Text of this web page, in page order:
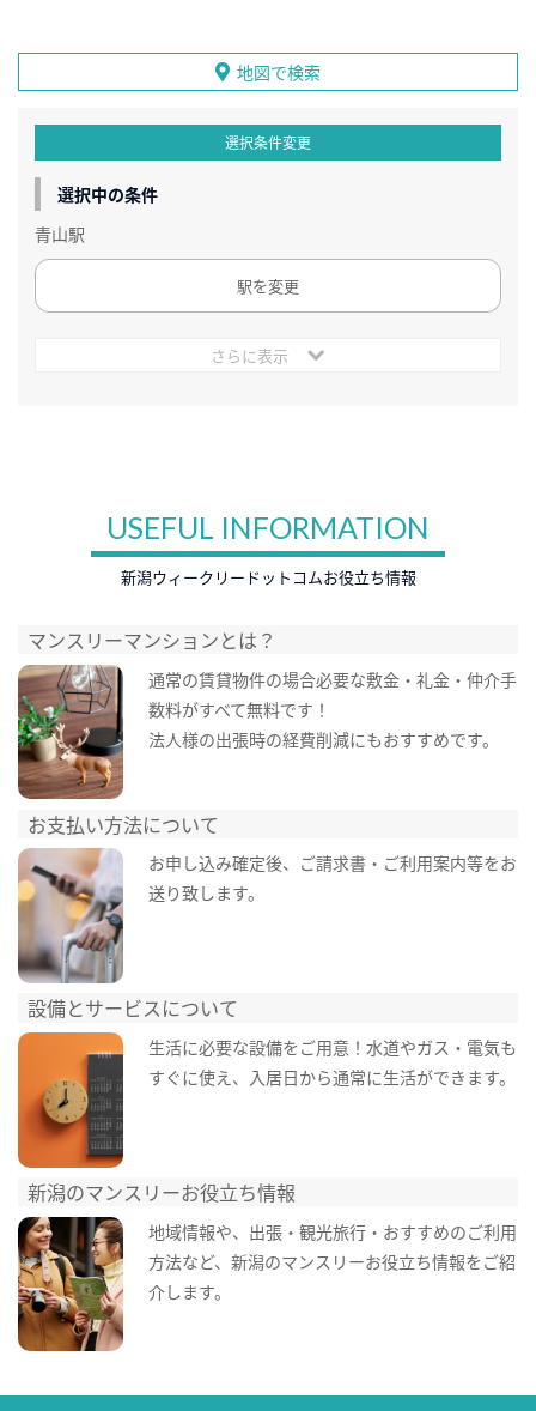
地図で検索
選択条件変更
選択中の条件
青山駅
駅を変更
さらに表示
USEFUL INFORMATION
新潟ウィークリードットコムお役立ち情報
マンスリーマンションとは？
通常の賃貸物件の場合必要な敷金・礼金・仲介手
数料がすべて無料です！
法人様の出張時の経費削減にもおすすめです。
お支払い方法について
お申し込み確定後、ご請求書・ご利用案内等をお
送り致します。
設備とサービスについて
生活に必要な設備をご用意！水道やガス・電気も
すぐに使え、入居日から通常に生活ができます。
新潟のマンスリーお役立ち情報
地域情報や、出張・観光旅行・おすすめのご利用
方法など、新潟のマンスリーお役立ち情報をご紹
介します。